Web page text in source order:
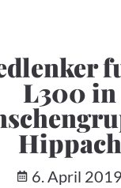
L300 in
Hippach
6. April 2019